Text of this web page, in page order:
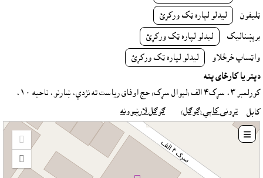
ټليفون ليدلو لپاره ټک ورکړئ
برېښناليک ليدلو لپاره ټک ورکړئ
واټساپ خرڅلاو ليدلو لپاره ټک ورکړئ
دپتر يا کارځاى پته
کورلمبر ٣، سړک٤ الف (لېوال سړک) حج اوفاق رياست ته نژدې، ښارنو، ناحيه ١٠،
کابل تړونى کاپي (ګوګل) ګوګل لارښوونه
Zoom
in
Zoom
out
